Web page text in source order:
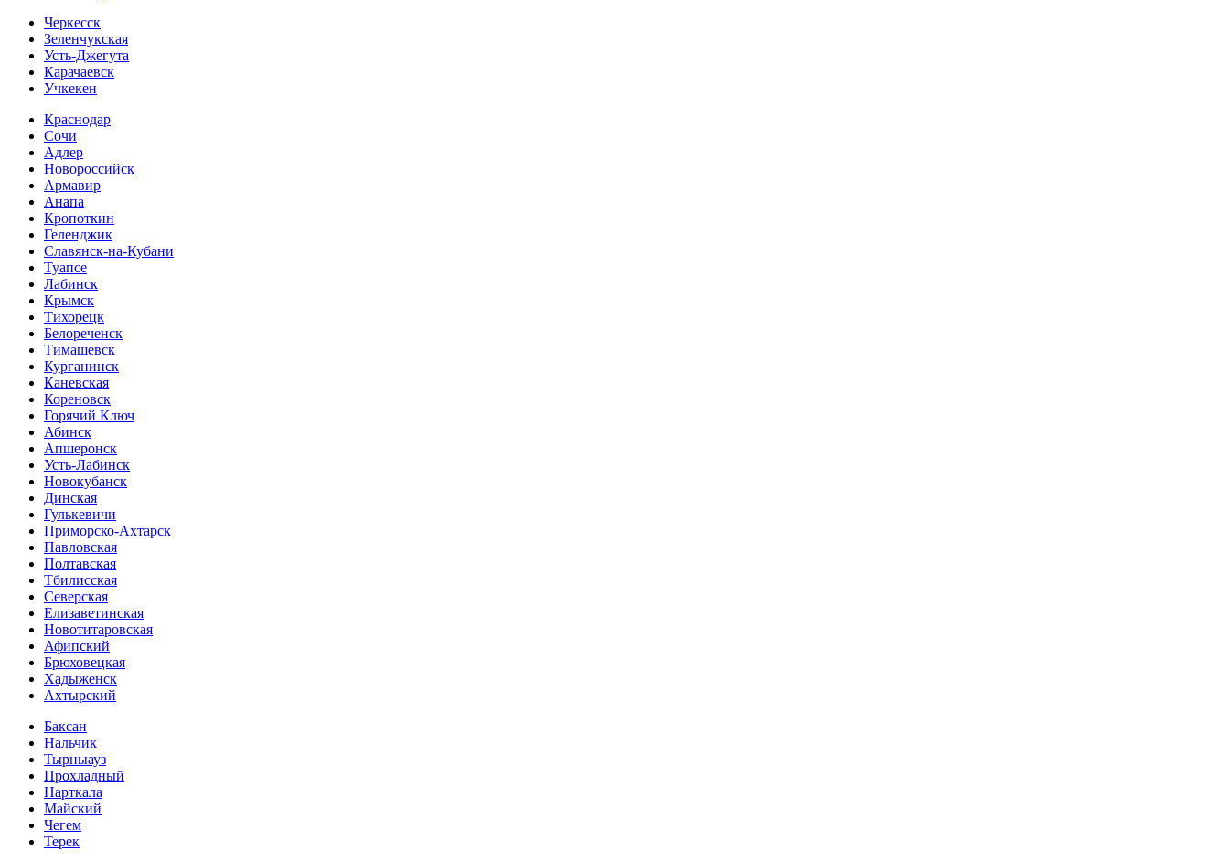
Черкесск
Зеленчукская
Усть-Джегута
Карачаевск
Учкекен
Краснодар
Сочи
Адлер
Новороссийск
Армавир
Анапа
Кропоткин
Геленджик
Славянск-на-Кубани
Туапсе
Лабинск
Крымск
Тихорецк
Белореченск
Тимашевск
Курганинск
Каневская
Кореновск
Горячий Ключ
Абинск
Апшеронск
Усть-Лабинск
Новокубанск
Динская
Гулькевичи
Приморско-Ахтарск
Павловская
Полтавская
Тбилисская
Северская
Елизаветинская
Новотитаровская
Афипский
Брюховецкая
Хадыженск
Ахтырский
Баксан
Нальчик
Тырныауз
Прохладный
Нарткала
Майский
Чегем
Терек